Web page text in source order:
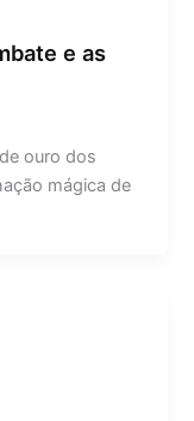
e as
ouro dos
mágica de